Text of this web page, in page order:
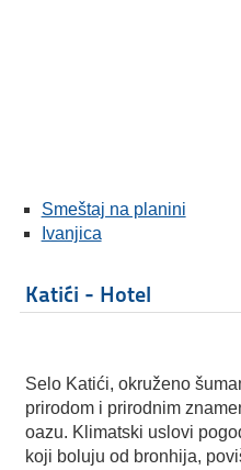
Smeštaj na planini
Ivanjica
Katići - Hotel
Selo Katići, okruženo
prirodom i prirodnim
oazu. Klimatski uslovi
koji boluju od bronhija,